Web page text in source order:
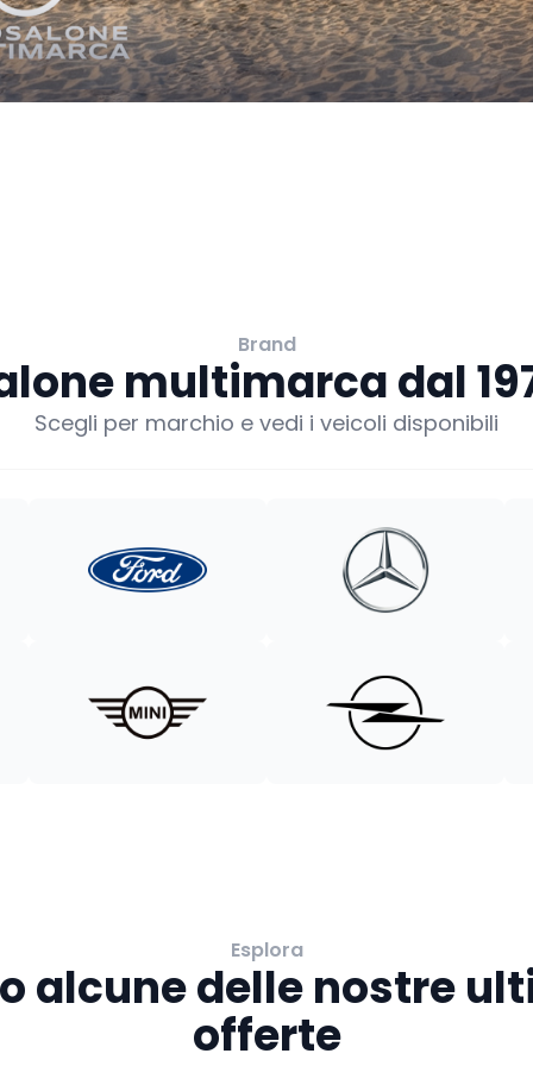
Brand
multimarca dal
Scegli per marchio e vedi i veicoli disponibili
Esplora
alcune delle nostre
offerte